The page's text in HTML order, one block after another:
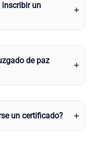
inscribir un
de paz
un certificado?